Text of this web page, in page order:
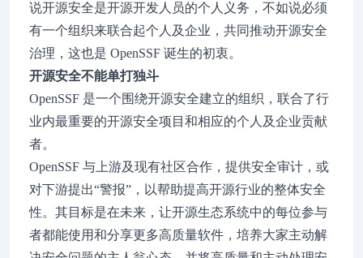
说开源安全是开源开发人员的个人义务，不如说必须
有一个组织来联合起个人及企业，共同推动开源安全
治理，这也是 OpenSSF 诞生的初衷。
开源安全不能单打独斗
OpenSSF 是一个围绕开源安全建立的组织，联合了行
业内最重要的开源安全项目和相应的个人及企业贡献
者。
OpenSSF 与上游及现有社区合作，提供安全审计，或
对下游提出“警报”，以帮助提高开源行业的整体安全
性。其目标是在未来，让开源生态系统中的每位参与
者都能使用和分享更多高质量软件，培养大家主动解